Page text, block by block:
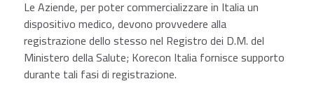
Le Aziende, per poter commercializzare in Italia un
dispositivo medico, devono provvedere alla
registrazione dello stesso nel Registro dei D.M. del
Ministero della Salute; Korecon Italia fornisce supporto
durante tali fasi di registrazione.